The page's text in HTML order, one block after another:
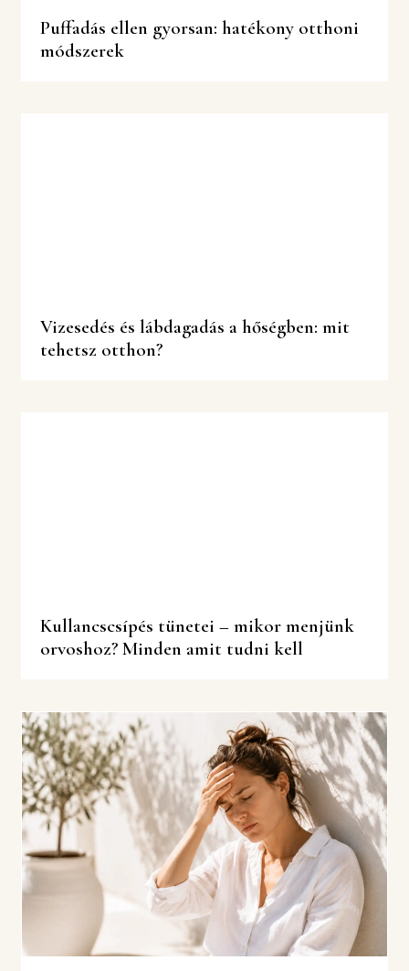
Puffadás ellen gyorsan: hatékony otthoni
módszerek
Vizesedés és lábdagadás a hőségben: mit
tehetsz otthon?
Kullancscsípés tünetei – mikor menjünk
orvoshoz? Minden amit tudni kell